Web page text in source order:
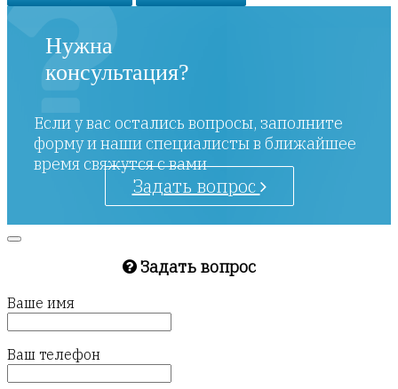
Нужна
консультация?
Если у вас остались вопросы, заполните
форму и наши специалисты в ближайшее
время свяжутся с вами
Задать вопрос
Задать вопрос
Ваше имя
Ваш телефон